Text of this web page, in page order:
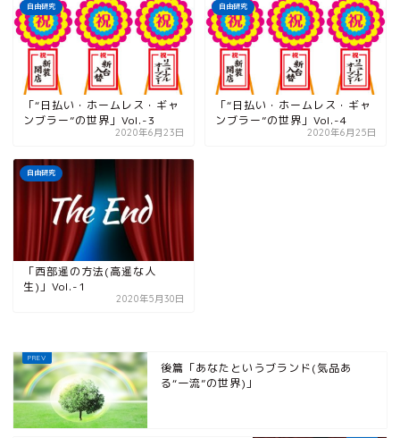
自由研究
「“日払い・ホームレス・ギャ
ンブラー”の世界」Vol.-3
2020年6月23日
自由研究
「“日払い・ホームレス・ギャ
ンブラー”の世界」Vol.-4
2020年6月25日
自由研究
「西部暹の方法(高暹な人
生)」Vol.-1
2020年5月30日
後篇「あなたというブランド(気品あ
る“一流”の世界)」